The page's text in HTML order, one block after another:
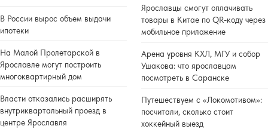
В России вырос объем выдачи
ипотеки
На Малой Пролетарской в
Ярославле могут построить
многоквартирный дом
Власти отказались расширять
внутриквартальный проезд в
центре Ярославля
Ярославцы смогут оплачивать
товары в Китае по QR-коду через
мобильное приложение
Арена уровня КХЛ, МГУ и собор
Ушакова: что ярославцам
посмотреть в Саранске
Путешествуем с «Локомотивом»:
посчитали, сколько стоит
хоккейный выезд